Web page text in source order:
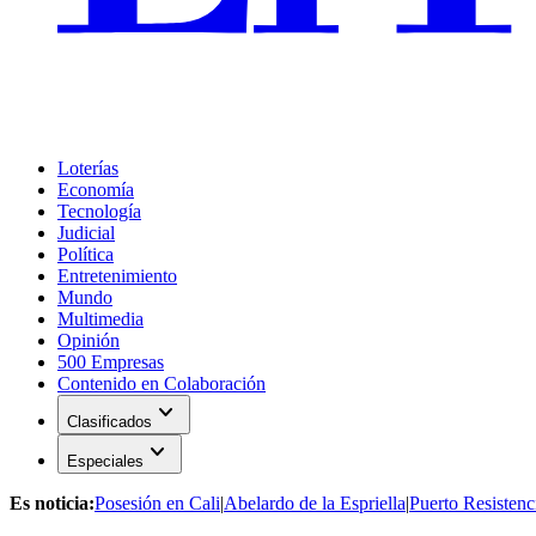
Loterías
Economía
Tecnología
Judicial
Política
Entretenimiento
Mundo
Multimedia
Opinión
500 Empresas
Contenido en Colaboración
Clasificados expand_more
Especiales expand_more
Es noticia:Posesión en Cali|Abelardo de la Espriella|Puerto